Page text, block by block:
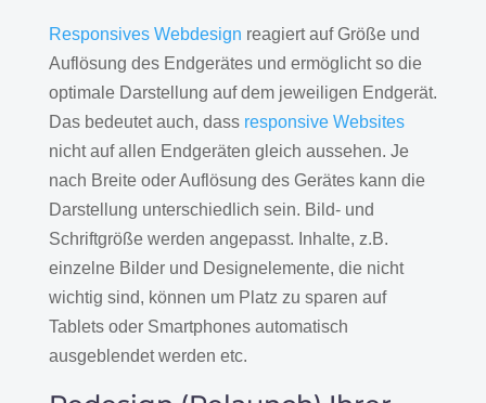
Responsives Webdesign reagiert auf Größe und
Auflösung des Endgerätes und ermöglicht so die
optimale Darstellung auf dem jeweiligen Endgerät.
Das bedeutet auch, dass responsive Websites
nicht auf allen Endgeräten gleich aussehen. Je
nach Breite oder Auflösung des Gerätes kann die
Darstellung unterschiedlich sein. Bild- und
Schriftgröße werden angepasst. Inhalte, z.B.
einzelne Bilder und Designelemente, die nicht
wichtig sind, können um Platz zu sparen auf
Tablets oder Smartphones automatisch
ausgeblendet werden etc.